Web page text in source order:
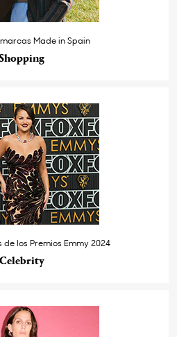
Made in Spain
de los Premios Emmy 2024
Celebrity